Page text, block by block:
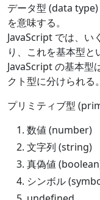
データ型 (data
を意味する。
JavaScript では、い
り、これを基本型と
JavaScript の基本型
クト型に分けられる。
プリミティブ型
数値 (number)
文字列 (string)
真偽値
シンボル